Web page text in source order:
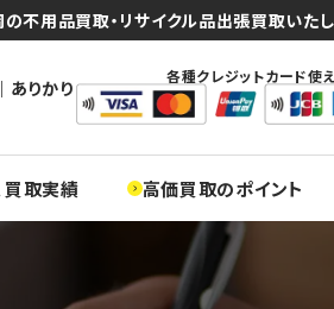
不用品買取・リサイクル品出張買取いた
ありかり
各種クレジットカード使
買取実績 高価買取のポイント